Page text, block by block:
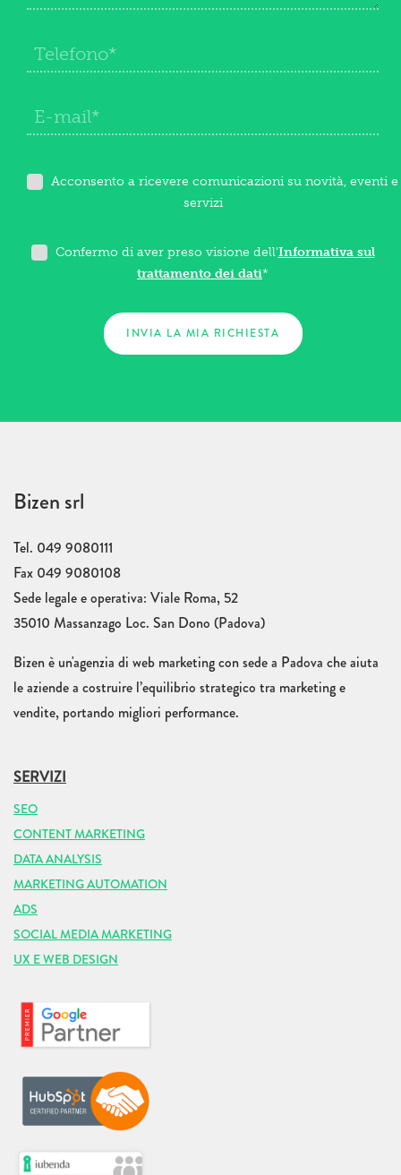
Acconsento a ricevere comunicazioni su novità, eventi e
servizi
Confermo di aver preso visione dell'Informativa sul
trattamento dei dati*
Bizen srl
Tel. 049 9080111
Fax 049 9080108
Sede legale e operativa: Viale Roma, 52
35010 Massanzago Loc. San Dono (Padova)
Bizen è un'agenzia di web marketing con sede a Padova che aiuta
le aziende a costruire l’equilibrio strategico tra marketing e
vendite, portando migliori performance.
SERVIZI
SEO
CONTENT MARKETING
DATA ANALYSIS
MARKETING AUTOMATION
ADS
SOCIAL MEDIA MARKETING
UX E WEB DESIGN